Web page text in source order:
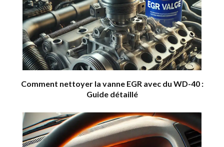
Comment nettoyer la vanne EGR avec du WD-40 :
Guide détaillé